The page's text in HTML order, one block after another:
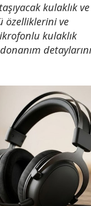
kulaklık ve
özelliklerini ve
kulaklık